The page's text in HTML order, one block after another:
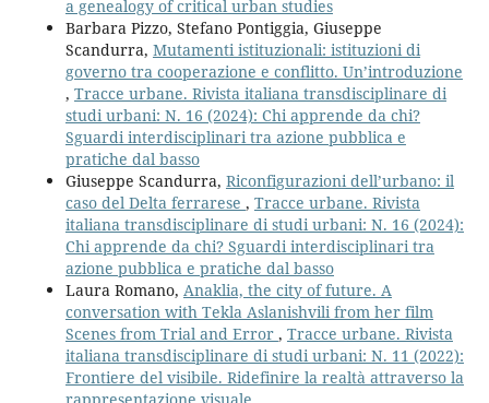
a genealogy of critical urban studies
Barbara Pizzo, Stefano Pontiggia, Giuseppe
Scandurra, Mutamenti istituzionali: istituzioni di
governo tra cooperazione e conflitto. Un’introduzione
, Tracce urbane. Rivista italiana transdisciplinare di
studi urbani: N. 16 (2024): Chi apprende da chi?
Sguardi interdisciplinari tra azione pubblica e
pratiche dal basso
Giuseppe Scandurra, Riconfigurazioni dell’urbano: il
caso del Delta ferrarese , Tracce urbane. Rivista
italiana transdisciplinare di studi urbani: N. 16 (2024):
Chi apprende da chi? Sguardi interdisciplinari tra
azione pubblica e pratiche dal basso
Laura Romano, Anaklia, the city of future. A
conversation with Tekla Aslanishvili from her film
Scenes from Trial and Error , Tracce urbane. Rivista
italiana transdisciplinare di studi urbani: N. 11 (2022):
Frontiere del visibile. Ridefinire la realtà attraverso la